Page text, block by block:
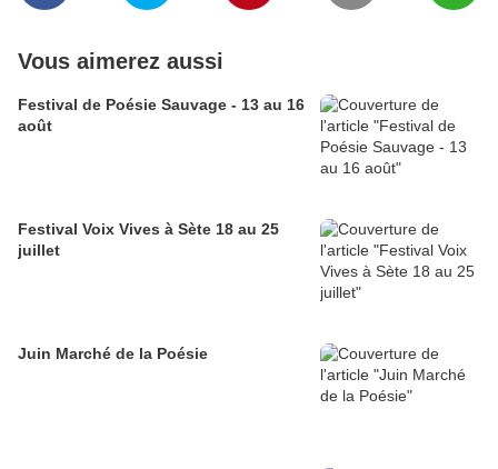
Vous aimerez aussi
Festival de Poésie Sauvage - 13 au 16
août
Festival Voix Vives à Sète 18 au 25
juillet
Juin Marché de la Poésie